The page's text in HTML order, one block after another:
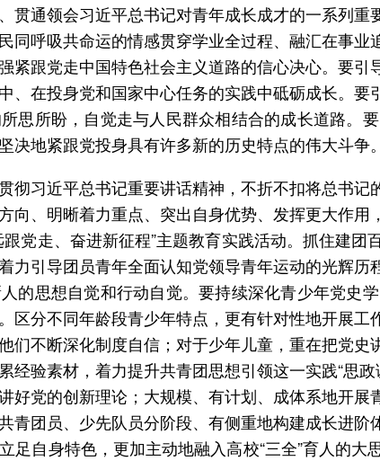
贯通领会习近平总书记对青年成长成才的一系列
同呼吸共命运的情感贯穿学业全过程、融汇在事
紧跟党走中国特色社会主义道路的信心决心。要
、在投身党和国家中心任务的实践中砥砺成长。
思所盼，自觉走与人民群众相结合的成长道路
地紧跟党投身具有许多新的历史特点的伟大斗争。
彻习近平总书记重要讲话精神，不折不扣将总书
向、明晰着力重点、突出自身优势、发挥更大作
党走、奋进新征程”主题教育实践活动。抓住建
力引导团员青年全面认知党领导青年运动的光辉
的思想自觉和行动自觉。要持续深化青少年党史
区分不同年龄段青少年特点，更有针对性地开展
们不断深化制度自信；对于少年儿童，重在把党
验素材，着力提升共青团思想引领这一实践“思
好党的创新理论；大规模、有计划、成体系地开
青团员、少先队员分阶段、有侧重地构建成长进
足自身特色，更加主动地融入高校“三全”育人的